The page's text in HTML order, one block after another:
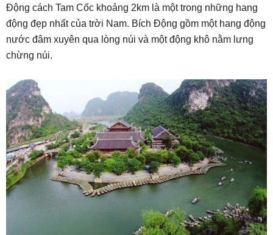
Động cách Tam Cốc khoảng 2km là một trong những hang
động đẹp nhất của trời Nam. Bích Động gồm một hang động
nước đâm xuyên qua lòng núi và một động khô nằm lưng
chừng núi.